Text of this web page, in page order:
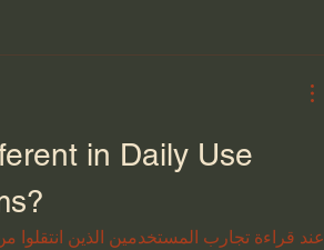
in Daily Use
عند قراءة تجارب المستخدمين الذين انتقلوا